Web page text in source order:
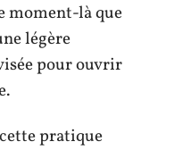
moment-là que
légère
pour ouvrir
pratique